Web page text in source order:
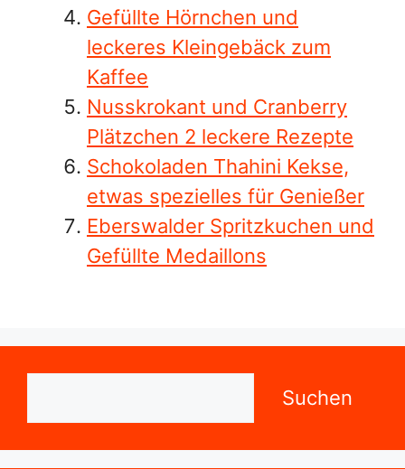
Gefüllte Hörnchen und
leckeres Kleingebäck zum
Kaffee
Nusskrokant und Cranberry
Plätzchen 2 leckere Rezepte
Schokoladen Thahini Kekse,
etwas spezielles für Genießer
Eberswalder Spritzkuchen und
Gefüllte Medaillons
Suchen